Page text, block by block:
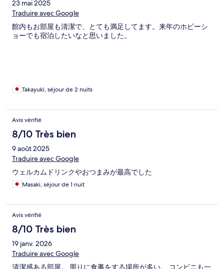
23 mai 2025
Traduire avec Google
館内もお部屋も清潔で、とても満足してます。来年のホビーシ
ョーでも宿泊したいなと思いました。
Takayuki, séjour de 2 nuits
Avis vérifié
8/10 Très bien
9 août 2025
Traduire avec Google
ウェルカムドリンクやおつまみが最高でした
Masaki, séjour de 1 nuit
Avis vérifié
8/10 Très bien
19 janv. 2026
Traduire avec Google
清潔感ある部屋。 周りに食事をする場所が多い。 コンビニも一